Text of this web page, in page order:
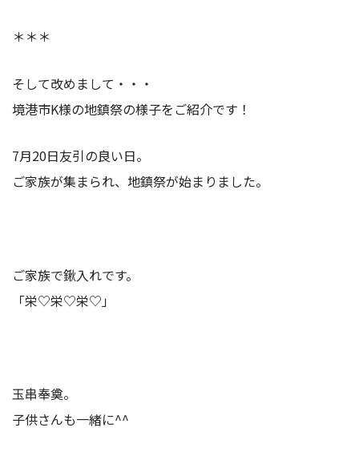
＊＊＊
そして改めまして・・・
境港市K様の地鎮祭の様子をご紹介です！
7月20日友引の良い日。
ご家族が集まられ、地鎮祭が始まりました。
ご家族で鍬入れです。
「栄♡栄♡栄♡」
玉串奉奠。
子供さんも一緒に^^